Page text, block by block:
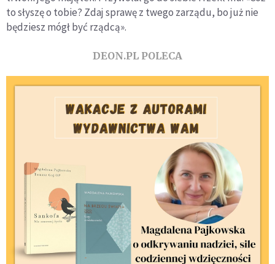
to słyszę o tobie? Zdaj sprawę z twego zarządu, bo już nie
będziesz mógł być rządcą».
DEON.PL POLECA